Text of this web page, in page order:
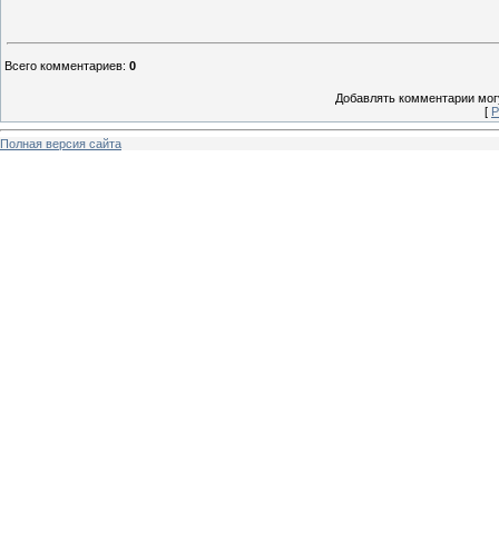
Всего комментариев: 0
Добавлять комментарии
[
Полная версия сайта